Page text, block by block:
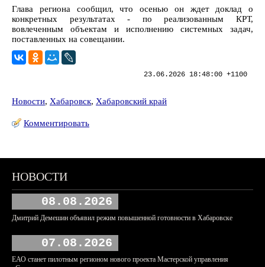
Глава региона сообщил, что осенью он ждет доклад о
конкретных результатах - по реализованным КРТ,
вовлеченным объектам и исполнению системных задач,
поставленных на совещании.
23.06.2026 18:48:00 +1100
Новости, Хабаровск, Хабаровский край
Комментировать
НОВОСТИ
08.08.2026
Дмитрий Демешин объявил режим повышенной готовности в Хабаровске
07.08.2026
ЕАО станет пилотным регионом нового проекта Мастерской управления